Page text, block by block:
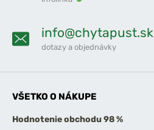
info@chytapust.sk
dotazy a objednávky
VŠETKO O NÁKUPE
Hodnotenie obchodu 98 %